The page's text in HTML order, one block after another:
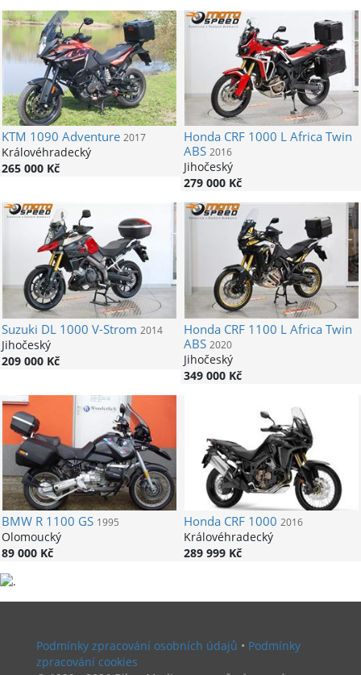
KTM 1090 Adventure 2017
Královéhradecký
265 000 Kč
HondaCRF 1000 L Africa Twin
ABS 2016
Jihočeský
279 000 Kč
Suzuki DL 1000 V-Strom 2014
Jihočeský
209 000 Kč
HondaCRF 1100 L Africa Twin
ABS 2020
Jihočeský
349 000 Kč
BMWR 1100 GS 1995
Olomoucký
89 000 Kč
HondaCRF 1000 2016
Královéhradecký
289 999 Kč
Podmínky zpracování osobních údajů • Podmínky
zpracování cookies